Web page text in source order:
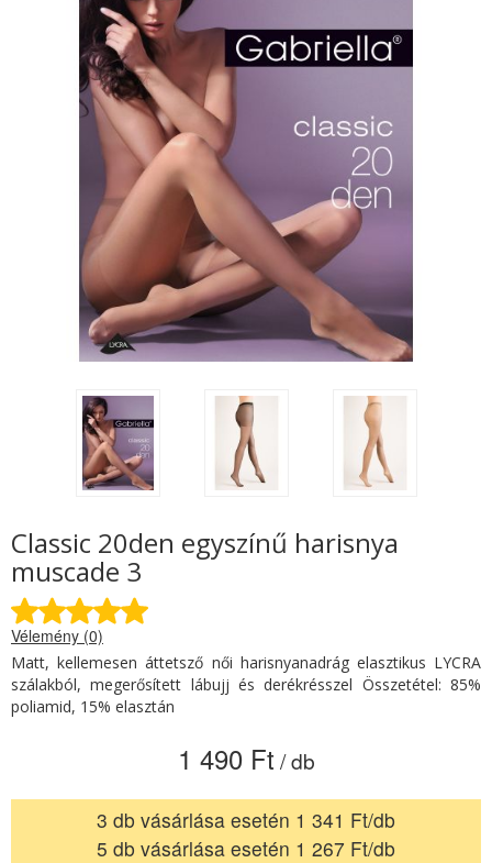
Classic 20den egyszínű harisnya
muscade 3
Vélemény (0)
Matt, kellemesen áttetsző női harisnyanadrág elasztikus LYCRA
szálakból, megerősített lábujj és derékrésszel Összetétel: 85%
poliamid, 15% elasztán
1 490 Ft / db
3 db vásárlása esetén 1 341 Ft/db
5 db vásárlása esetén 1 267 Ft/db